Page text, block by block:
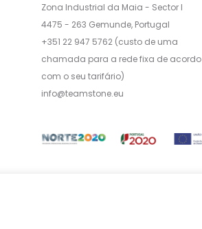
Zona Industrial da Maia - Sector I
4475 - 263 Gemunde, Portugal
+351 22 947 5762 (custo de uma
chamada para a rede fixa de acordo
com o seu tarifário)
info@teamstone.eu